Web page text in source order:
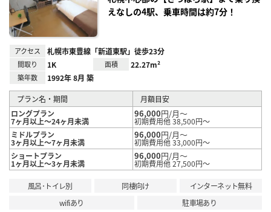
えなしの4駅、乗車時間は約7分！
アクセス 札幌市東豊線「新道東駅」徒歩23分
間取り 1K 面積 22.27m²
築年数 1992年 8月 築
プラン名・期間
月額目安
ロングプラン
7ヶ月以上～24ヶ月未満
96,000円/月～
初期費用他 38,500円～
ミドルプラン
3ヶ月以上～7ヶ月未満
96,000円/月～
初期費用他 33,000円～
ショートプラン
1ヶ月以上～3ヶ月未満
96,000円/月～
初期費用他 27,500円～
風呂･トイレ別 同棲向け
インターネット無料
wifiあり
駐車場あり